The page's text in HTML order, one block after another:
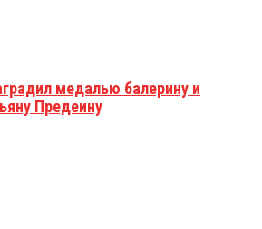
медалью балерину и
Предеину